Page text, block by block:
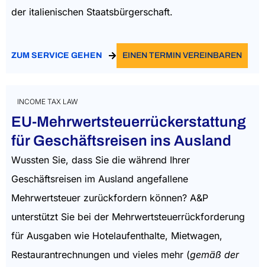
der italienischen Staatsbürgerschaft.
ZUM SERVICE GEHEN EINEN TERMIN VEREINBAREN
INCOME TAX LAW
EU-Mehrwertsteuerrückerstattung
für Geschäftsreisen ins Ausland
Wussten Sie, dass Sie die während Ihrer
Geschäftsreisen im Ausland angefallene
Mehrwertsteuer zurückfordern können? A&P
unterstützt Sie bei der Mehrwertsteuerrückforderung
für Ausgaben wie Hotelaufenthalte, Mietwagen,
Restaurantrechnungen und vieles mehr (gemäß der